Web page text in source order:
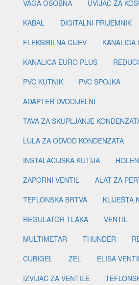
VAGA OSOBNA
UVIJAČ ZA
KABAL
DIGITALNI PRIJEMNIK
FLEKSIBILNA CIJEV
KANALICA
KANALICA EURO PLUS
PVC KUTNIK
PVC SPOJKA
ADAPTER DVODIJELNI
TAVA ZA SKUPLJANJE
LULA ZA ODVOD KONDENZATA
INSTALACIJSKA KUTIJA
ZAPORNI VENTIL
ALAT ZA
TEFLONSKA BRTVA
KLIJEŠTA
REGULATOR TLAKA
VENTIL
MULTIMETAR
THUNDER
CUBIGEL
ZEL
ELISA
IZVIJAČ ZA VENTILE